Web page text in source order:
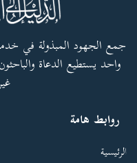
جمع الجهود المبذولة في
واحد يستطيع الدعاة
روابط هامة
الرئيسية